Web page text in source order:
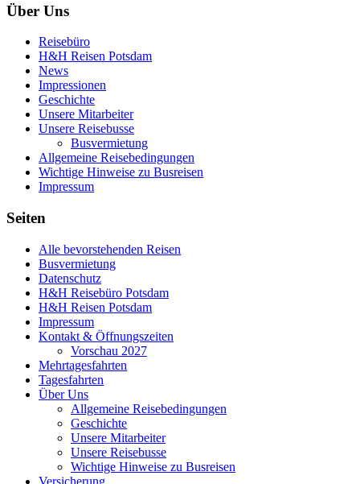
Über Uns
Reisebüro
H&H Reisen Potsdam
News
Impressionen
Geschichte
Unsere Mitarbeiter
Unsere Reisebusse
Busvermietung
Allgemeine Reisebedingungen
Wichtige Hinweise zu Busreisen
Impressum
Seiten
Alle bevorstehenden Reisen
Busvermietung
Datenschutz
H&H Reisebüro Potsdam
H&H Reisen Potsdam
Impressum
Kontakt & Öffnungszeiten
Vorschau 2027
Mehrtagesfahrten
Tagesfahrten
Über Uns
Allgemeine Reisebedingungen
Geschichte
Unsere Mitarbeiter
Unsere Reisebusse
Wichtige Hinweise zu Busreisen
Versicherung